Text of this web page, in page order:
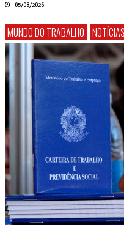
05/08/2026
MUNDO DO TRABALHO